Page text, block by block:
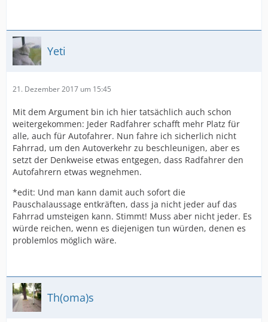
Yeti
21. Dezember 2017 um 15:45
Mit dem Argument bin ich hier tatsächlich auch schon
weitergekommen: Jeder Radfahrer schafft mehr Platz für
alle, auch für Autofahrer. Nun fahre ich sicherlich nicht
Fahrrad, um den Autoverkehr zu beschleunigen, aber es
setzt der Denkweise etwas entgegen, dass Radfahrer den
Autofahrern etwas wegnehmen.
*edit: Und man kann damit auch sofort die
Pauschalaussage entkräften, dass ja nicht jeder auf das
Fahrrad umsteigen kann. Stimmt! Muss aber nicht jeder. Es
würde reichen, wenn es diejenigen tun würden, denen es
problemlos möglich wäre.
Th(oma)s